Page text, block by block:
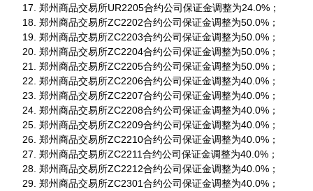
郑州商品交易所UR2205合约公司保证金调整为24.0%；
郑州商品交易所ZC2202合约公司保证金调整为50.0%；
郑州商品交易所ZC2203合约公司保证金调整为50.0%；
郑州商品交易所ZC2204合约公司保证金调整为50.0%；
郑州商品交易所ZC2205合约公司保证金调整为50.0%；
郑州商品交易所ZC2206合约公司保证金调整为40.0%；
郑州商品交易所ZC2207合约公司保证金调整为40.0%；
郑州商品交易所ZC2208合约公司保证金调整为40.0%；
郑州商品交易所ZC2209合约公司保证金调整为40.0%；
郑州商品交易所ZC2210合约公司保证金调整为40.0%；
郑州商品交易所ZC2211合约公司保证金调整为40.0%；
郑州商品交易所ZC2212合约公司保证金调整为40.0%；
郑州商品交易所ZC2301合约公司保证金调整为40.0%；